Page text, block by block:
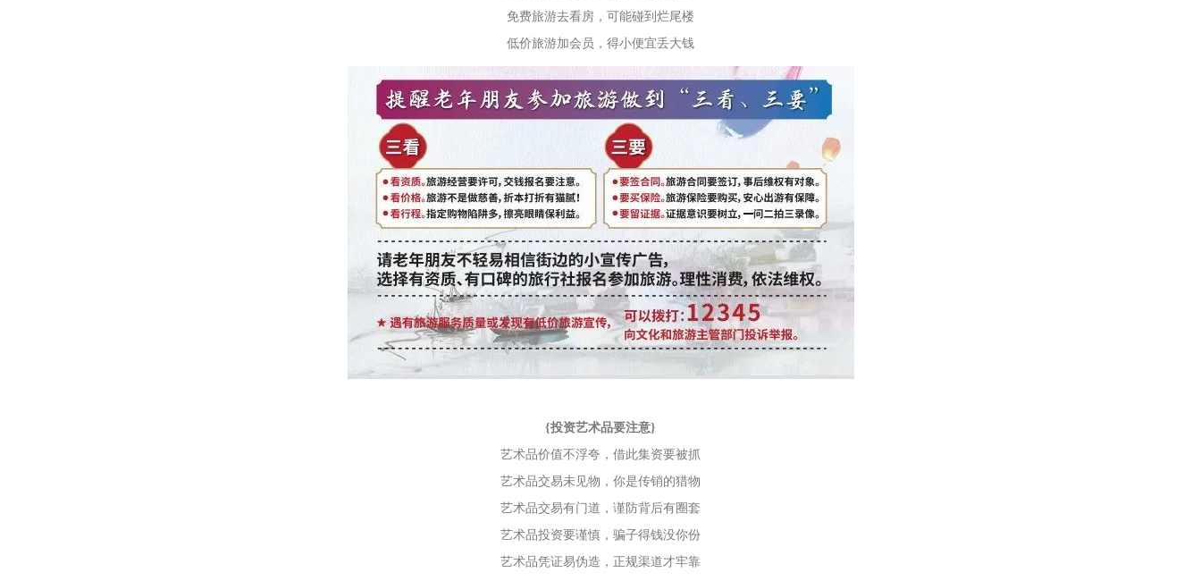
免费旅游去看房，可能碰到烂尾楼
低价旅游加会员，得小便宜丢大钱
{投资艺术品要注意}
艺术品价值不浮夸，借此集资要被抓
艺术品交易未见物，你是传销的猎物
艺术品交易有门道，谨防背后有圈套
艺术品投资要谨慎，骗子得钱没你份
艺术品凭证易伪造，正规渠道才牢靠